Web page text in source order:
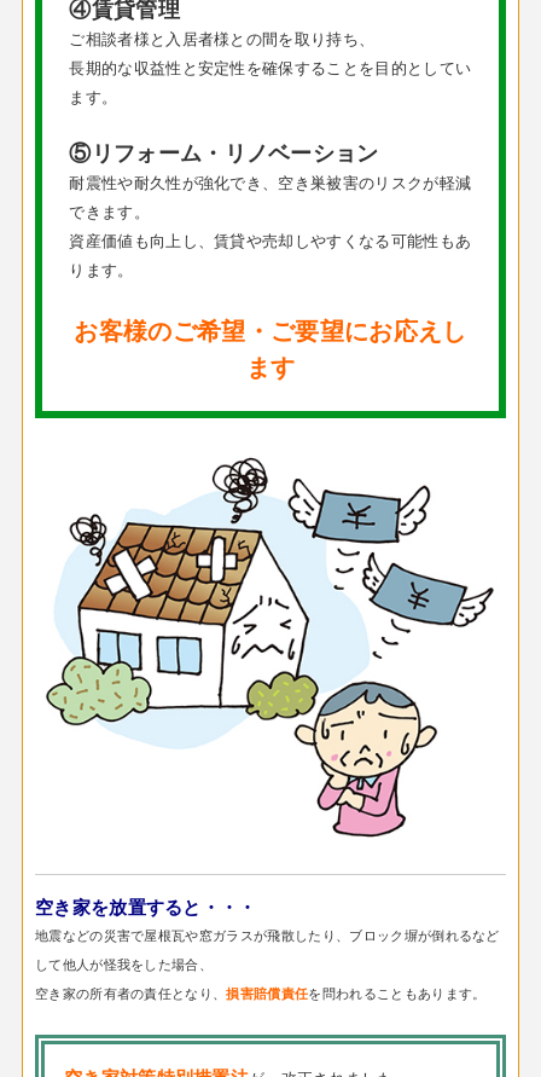
④賃貸管理
ご相談者様と入居者様との間を取り持ち、
長期的な収益性と安定性を確保することを目的としてい
ます。
⑤リフォーム・リノベーション
耐震性や耐久性が強化でき、空き巣被害のリスクが軽減
できます。
資産価値も向上し、賃貸や売却しやすくなる可能性もあ
ります。
お客様のご希望・ご要望にお応えし
ます
空き家を放置すると・・・
地震などの災害で屋根瓦や窓ガラスが飛散したり、ブロック塀が倒れるなど
して他人が怪我をした場合、
空き家の所有者の責任となり、損害賠償責任を問われることもあります。